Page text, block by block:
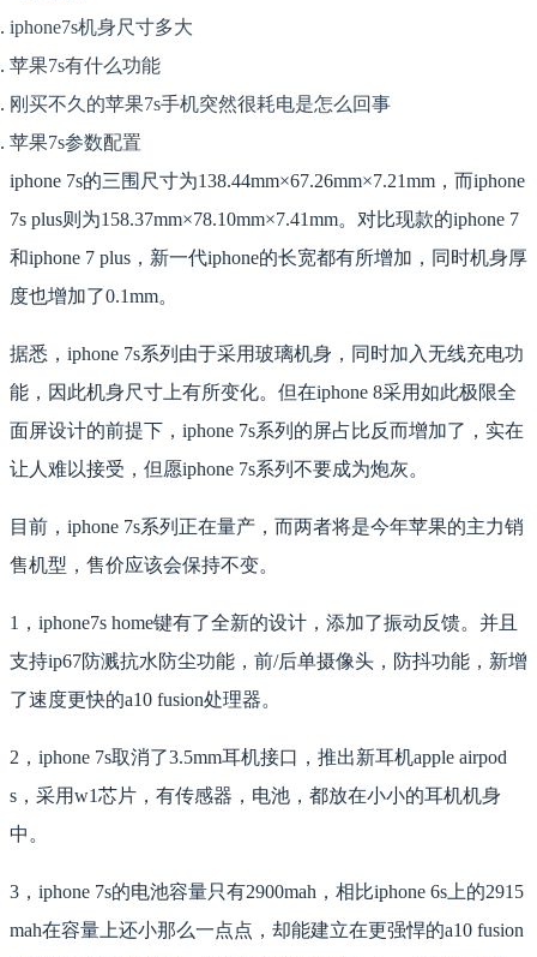
iphone7s机身尺寸多大
苹果7s有什么功能
刚买不久的苹果7s手机突然很耗电是怎么回事
苹果7s参数配置
iphone 7s的三围尺寸为138.44mm×67.26mm×7.21mm，而iphone
7s plus则为158.37mm×78.10mm×7.41mm。对比现款的iphone 7
和iphone 7 plus，新一代iphone的长宽都有所增加，同时机身厚
度也增加了0.1mm。
据悉，iphone 7s系列由于采用玻璃机身，同时加入无线充电功
能，因此机身尺寸上有所变化。但在iphone 8采用如此极限全
面屏设计的前提下，iphone 7s系列的屏占比反而增加了，实在
让人难以接受，但愿iphone 7s系列不要成为炮灰。
目前，iphone 7s系列正在量产，而两者将是今年苹果的主力销
售机型，售价应该会保持不变。
1，iphone7s home键有了全新的设计，添加了振动反馈。并且
支持ip67防溅抗水防尘功能，前/后单摄像头，防抖功能，新增
了速度更快的a10 fusion处理器。
2，iphone 7s取消了3.5mm耳机接口，推出新耳机apple airpod
s，采用w1芯片，有传感器，电池，都放在小小的耳机机身
中。
3，iphone 7s的电池容量只有2900mah，相比iphone 6s上的2915
mah在容量上还小那么一点点，却能建立在更强悍的a10 fusion